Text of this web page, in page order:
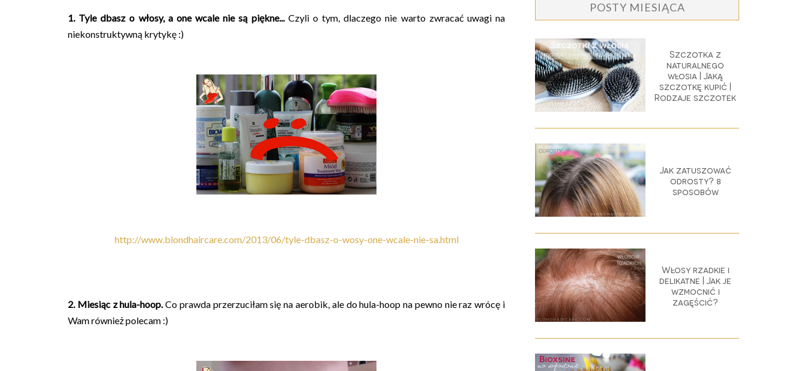
1. Tyle dbasz o włosy, a one wcale nie są piękne...Czyli o tym, dlaczego nie warto zwracać uwagi na
niekonstruktywną krytykę :)
http://www.blondhaircare.com/2013/06/tyle-dbasz-o-wosy-one-wcale-nie-sa.html
2. Miesiąc z hula-hoop.Co prawda przerzuciłam się na aerobik, ale do hula-hoop na pewno nie raz wrócę i
Wam również polecam :)
POSTY MIESIĄCA
Szczotka z
naturalnego
włosia | Jaką
szczotkę kupić |
Rodzaje szczotek
Jak zatuszować
odrosty? 8
sposobów
Włosy rzadkie i
delikatne | Jak je
wzmocnić i
zagęścić?